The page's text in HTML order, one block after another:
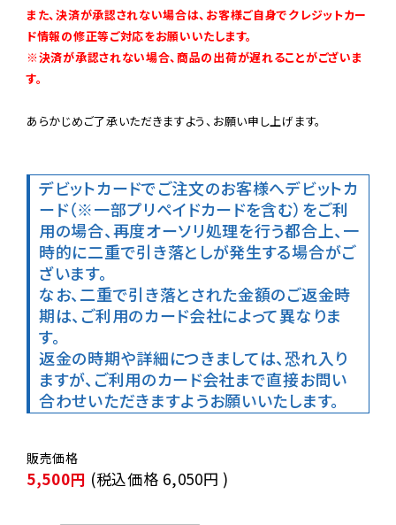
また、決済が承認されない場合は、お客様ご自身でクレジットカー
ド情報の修正等ご対応をお願いいたします。
※決済が承認されない場合、商品の出荷が遅れることがございま
す。
あらかじめご了承いただきますよう、お願い申し上げます。
デビットカードでご注文のお客様へデビットカ
ード（※一部プリペイドカードを含む）をご利
用の場合、再度オーソリ処理を行う都合上、一
時的に二重で引き落としが発生する場合がご
ざいます。
なお、二重で引き落とされた金額のご返金時
期は、ご利用のカード会社によって異なりま
す。
返金の時期や詳細につきましては、恐れ入り
ますが、ご利用のカード会社まで直接お問い
合わせいただきますようお願いいたします。
5,500円 (税込価格 6,050円 )